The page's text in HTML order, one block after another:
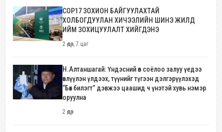
COP17 ЗОХИОН БАЙГУУЛАХТАЙ
ХОЛБОГДУУЛАН ХИЧЭЭЛИЙН ШИНЭ ЖИЛД
ИЙМ ЗОХИЦУУЛАЛТ ХИЙГДЭНЭ
2 өдөр, 7 цаг
Н.Алтаншагай: Үндэсний өв соёлоо залуу үедээ
өвлүүлэн үлдээх, түүнийг түгээн дэлгэрүүлэхэд
“Бөх билэгт” дэвжээ цаашид ч үнэтэй хувь нэмэр
оруулна
2 өдөр